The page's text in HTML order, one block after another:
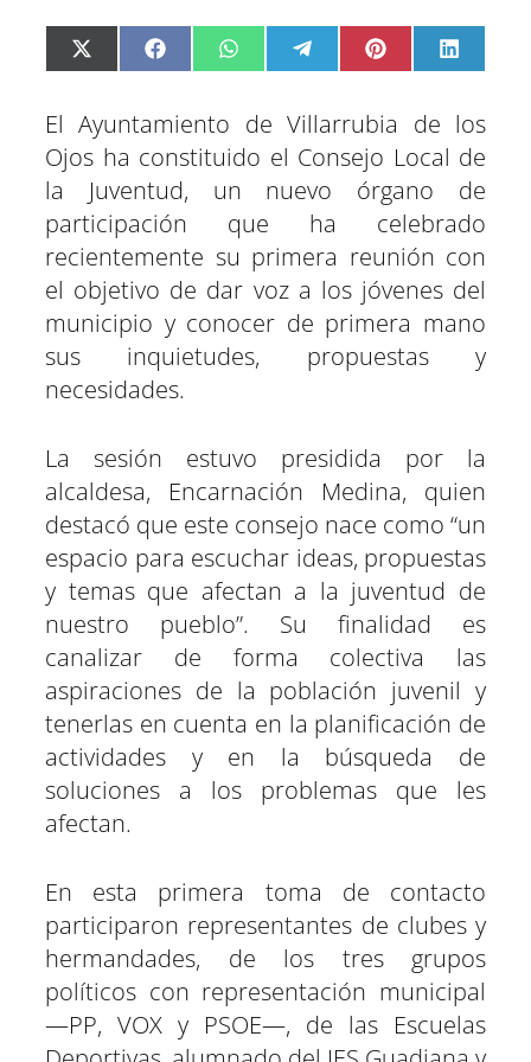
C
o
p
a
r
t
i
r
e
n
X
(
w
i
t
t
e
r
)
C
o
p
a
r
t
i
r
e
n
F
a
e
b
o
o
k
C
o
r
t
i
r
e
n
W
h
A
p
p
C
o
p
a
r
t
i
r
e
n
e
e
g
r
a
m
C
o
p
a
i
r
e
n
P
i
t
e
s
t
C
o
p
a
r
t
i
r
e
n
L
i
k
e
d
I
n
El Ayuntamiento de Villarrubia de los
Ojos ha constituido el Consejo Local de
la Juventud, un nuevo órgano de
participación que ha celebrado
recientemente su primera reunión con
el objetivo de dar voz a los jóvenes del
municipio y conocer de primera mano
sus inquietudes, propuestas y
necesidades.
La sesión estuvo presidida por la
alcaldesa, Encarnación Medina, quien
destacó que este consejo nace como “un
espacio para escuchar ideas, propuestas
y temas que afectan a la juventud de
nuestro pueblo”. Su finalidad es
canalizar de forma colectiva las
aspiraciones de la población juvenil y
tenerlas en cuenta en la planificación de
actividades y en la búsqueda de
soluciones a los problemas que les
afectan.
En esta primera toma de contacto
participaron representantes de clubes y
hermandades, de los tres grupos
políticos con representación municipal
—PP, VOX y PSOE—, de las Escuelas